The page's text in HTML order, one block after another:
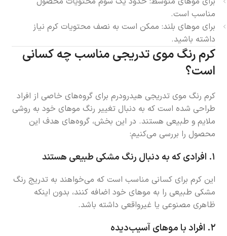
مناسب است.
برای موهای بلند: ممکن است به نصف محتویات کرم نیاز
داشته باشید.
کرم رنگ موی تدریجی مناسب چه کسانی
است؟
کرم رنگ موی تدریجی هیدرودرم برای گروه‌های خاصی از افراد
طراحی شده است که به دنبال تغییر رنگ موهای خود به روشی
ملایم و طبیعی هستند. در این بخش، گروه‌های هدف این
محصول را بررسی می‌کنیم:
۱. افرادی که به دنبال رنگ مشکی طبیعی هستند
این کرم برای کسانی مناسب است که می‌خواهند به تدریج رنگ
مشکی طبیعی را به موهای خود اضافه کنند، بدون اینکه
ظاهری مصنوعی یا غیرواقعی داشته باشد.
۲. افراد با موهای آسیب‌دیده